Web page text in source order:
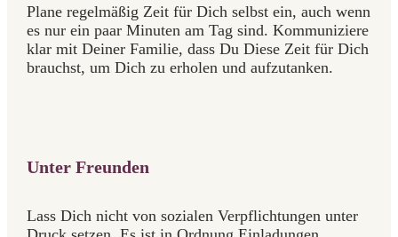
Plane regelmäßig Zeit für Dich selbst ein, auch wenn
es nur ein paar Minuten am Tag sind. Kommuniziere
klar mit Deiner Familie, dass Du Diese Zeit für Dich
brauchst, um Dich zu erholen und aufzutanken.
Unter Freunden
Lass Dich nicht von sozialen Verpflichtungen unter